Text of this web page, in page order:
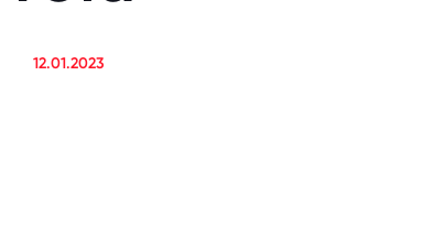
12.01.2023